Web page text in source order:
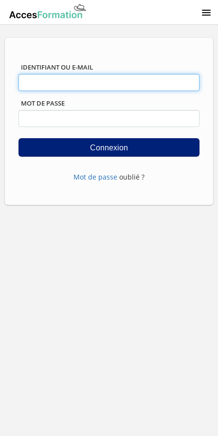
IDENTIFIANT OU E-MAIL
MOT DE PASSE
Mot de passe oublié ?